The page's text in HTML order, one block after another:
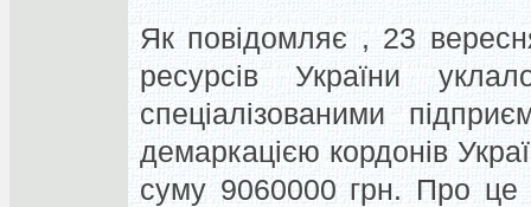
Як повідомляє , 23
ресурсів України
спеціалізованими
демаркацією кордонів
суму 9060000 грн. Про це